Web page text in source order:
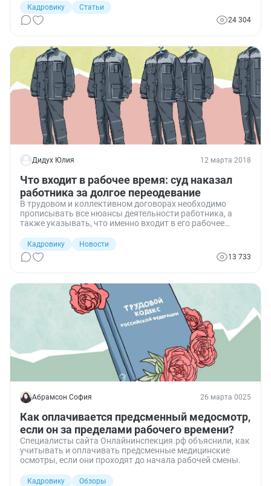
практики и документальное оформление.
Кадровику
Статьи
24 304
Дидух Юлия 12 марта 2018
Что входит в рабочее время: суд наказал
работника за долгое переодевание
В трудовом и коллективном договорах необходимо
прописывать все нюансы деятельности работника, а
также указывать, что именно входит в его рабочее
В противном случае мнения об использовании трудовых
ресурсов могут разойтись даже у суда с Рострудом.
Кадровику
Новости
13 733
Абрамсон София 26 марта 0025
Как оплачивается предсменный медосмотр,
если он за пределами рабочего времени?
Специалисты сайта Онлайнинспекция.рф объяснили, как
учитывать и оплачивать предсменные медицинские
осмотры, если они проходят до начала рабочей смены.
Кадровику
Обзоры